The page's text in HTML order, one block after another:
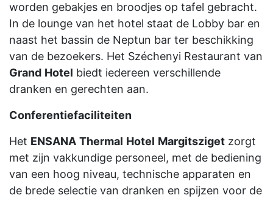
worden gebakjes en broodjes op tafel gebracht.
In de lounge van het hotel staat de Lobby bar en
naast het bassin de Neptun bar ter beschikking
van de bezoekers. Het Széchenyi Restaurant van
Grand Hotel biedt iedereen verschillende
dranken en gerechten aan.
Conferentiefaciliteiten
Het ENSANA Thermal Hotel Margitsziget zorgt
met zijn vakkundige personeel, met de bediening
van een hoog niveau, technische apparaten en
de brede selectie van dranken en spijzen voor de